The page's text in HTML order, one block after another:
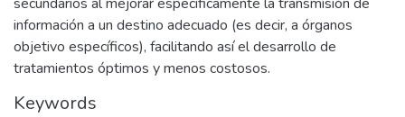
información a un destino adecuado (es decir, a órganos
objetivo específicos), facilitando así el desarrollo de
tratamientos óptimos y menos costosos.
Keywords